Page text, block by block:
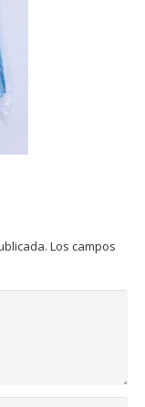
Los campos